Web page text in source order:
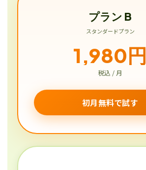
プラン B
スタンダードプラン
1,980円
税込 / 月
初月無料で試す